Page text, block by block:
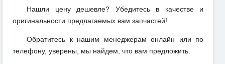
Нашли цену дешевле? Убедитесь в качестве и
оригинальности предлагаемых вам запчастей!
Обратитесь к нашим менеджерам онлайн или по
телефону, уверены, мы найдем, что вам предложить.